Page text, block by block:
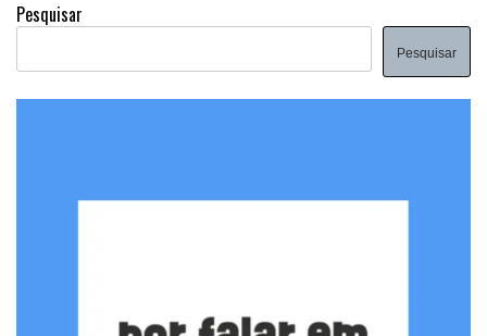
Pesquisar
Pesquisar